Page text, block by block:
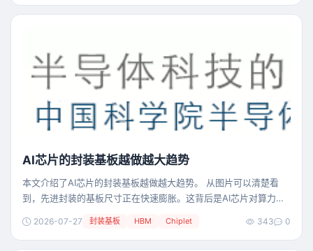
AI芯片的封装基板越做越大趋势
本文介绍了AI芯片的封装基板越做越大趋势。 从图片可以清楚看
到，先进封装的基板尺寸正在快速膨胀。这背后是AI芯片对算力和
颗HBM（高带宽内存），通过中介层连接，再整体贴在积层基板
2026-07-27 封装基板 HBM Chiplet 343 0